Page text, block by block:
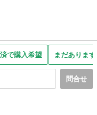
で購入希望 まだありま
問合せ